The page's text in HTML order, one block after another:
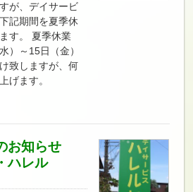
が、デイサービ
記期間を夏季休
す。 夏季休業
）～15日（金）
致しますが、何
げます。
お知らせ
ハレル